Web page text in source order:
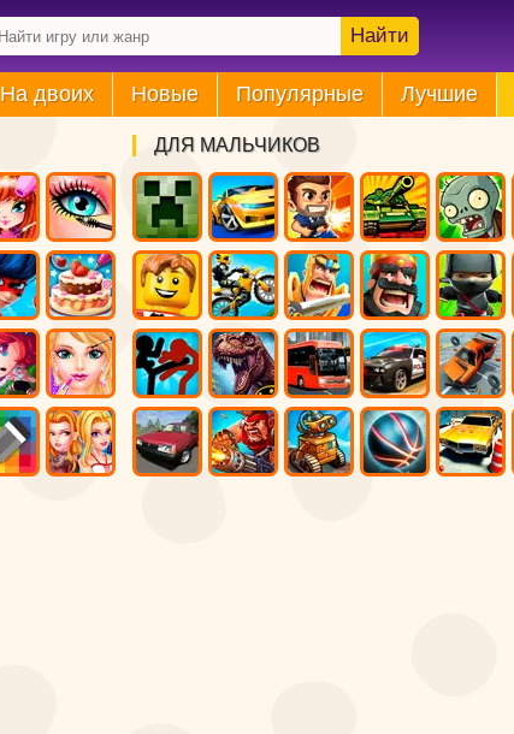
Найти
На двоих Новые Популярные Лучшие
ДЛЯ МАЛЬЧИКОВ